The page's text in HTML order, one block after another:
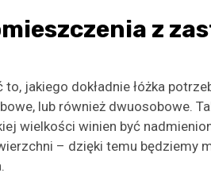
z
jakiego dokładnie łóżka
lub również dwuosobowe.
wielkości winien być
– dzięki temu będziemy